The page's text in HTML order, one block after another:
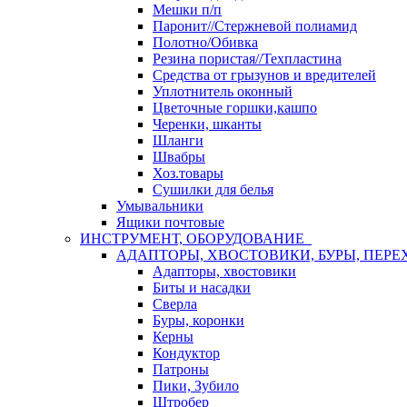
Мешки п/п
Паронит//Стержневой полиамид
Полотно/Обивка
Резина пористая//Техпластина
Средства от грызунов и вредителей
Уплотнитель оконный
Цветочные горшки,кашпо
Черенки, шканты
Шланги
Швабры
Хоз.товары
Сушилки для белья
Умывальники
Ящики почтовые
ИНСТРУМЕНТ, ОБОРУДОВАНИЕ
АДАПТОРЫ, ХВОСТОВИКИ, БУРЫ,
Адапторы, хвостовики
Биты и насадки
Сверла
Буры, коронки
Керны
Кондуктор
Патроны
Пики, Зубило
Штробер